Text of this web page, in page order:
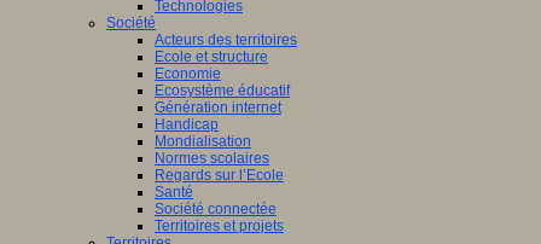
Technologies
Société
Acteurs des territoires
Ecole et structure
Economie
Ecosystème éducatif
Génération internet
Handicap
Mondialisation
Normes scolaires
Regards sur l’Ecole
Santé
Société connectée
Territoires et projets